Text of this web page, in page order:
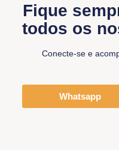
Fique
todos os
Conecte-se e
Whatsapp